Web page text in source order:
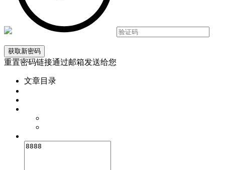
重置密码链接通过邮箱发送给您
文章目录